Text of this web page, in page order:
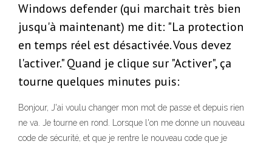
Windows defender (qui marchait très bien
jusqu'à maintenant) me dit: "La protection
en temps réel est désactivée. Vous devez
l'activer." Quand je clique sur "Activer", ça
tourne quelques minutes puis:
Bonjour, J'ai voulu changer mon mot de passe et depuis rien
ne va. Je tourne en rond. Lorsque l'on me donne un nouveau
code de sécurité, et que je rentre le nouveau code que je